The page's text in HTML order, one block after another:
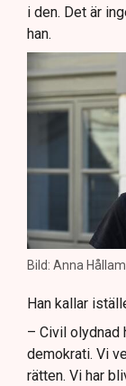
i den. Det är
han.
Bild: Anna
Han kallar
– Civil olydnad
demokrati. Vi
rätten. Vi har